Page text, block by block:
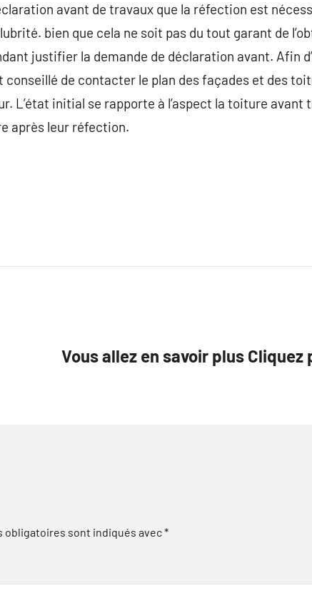
avant de travaux que la réfection est
bien que cela ne soit pas du tout garant de
justifier la demande de déclaration avant. Afin
de contacter le plan des façades et des
L’état initial se rapporte à l’aspect la toiture avant
après leur réfection.
Vous allez en savoir plus Cliquez
obligatoires sont indiqués avec*